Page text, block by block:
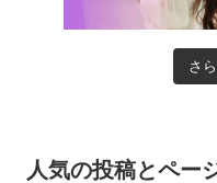
さ
人気の投稿とペー